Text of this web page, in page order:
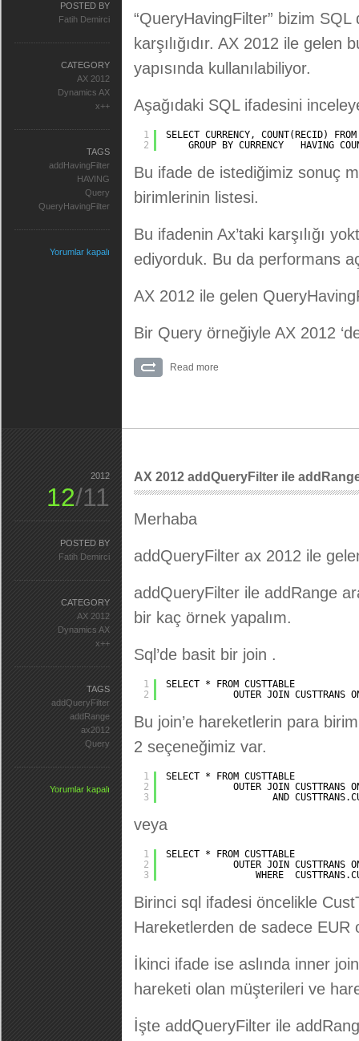
“QueryHavingFilter” bizim SQL
karşılığıdır. AX 2012 ile
yapısında kullanılabiliyor.
Aşağıdaki SQL ifadesini
1
2
SELECT CURRENCY, COUNT(RECID)
GROUP BY CURRENCY   HAVING
Bu ifade de istediğimiz sonuç
birimlerinin listesi.
Bu ifadenin Ax’taki karşılığı
ediyorduk. Bu da performans
AX 2012 ile gelen
Bir Query örneğiyle AX 2012
Read more
POSTED BY
Fatih Demirci
CATEGORY
AX 2012
Dynamics AX
x++
TAGS
addHavingFilter
HAVING
Query
QueryHavingFilter
Yorumlar kapalı
AX 2012 addQueryFilter ile
Merhaba
addQueryFilter ax 2012 ile
addQueryFilter ile addRange
bir kaç örnek yapalım.
Sql’de basit bir join .
1
2
SELECT * FROM CUSTTABLE
OUTER JOIN CUSTTRANS
Bu join’e hareketlerin para
2 seçeneğimiz var.
1
2
3
SELECT * FROM CUSTTABLE
OUTER JOIN CUSTTRANS
AND
veya
1
2
3
SELECT * FROM CUSTTABLE
OUTER JOIN CUSTTRANS
WHERE
Birinci sql ifadesi öncelikle
Hareketlerden de sadece EUR
İkinci ifade ise aslında inner
hareketi olan müşterileri ve
İşte addQueryFilter ile
2012
12/11
POSTED BY
Fatih Demirci
CATEGORY
AX 2012
Dynamics AX
x++
TAGS
addQueryFilter
addRange
ax2012
Query
Yorumlar kapalı